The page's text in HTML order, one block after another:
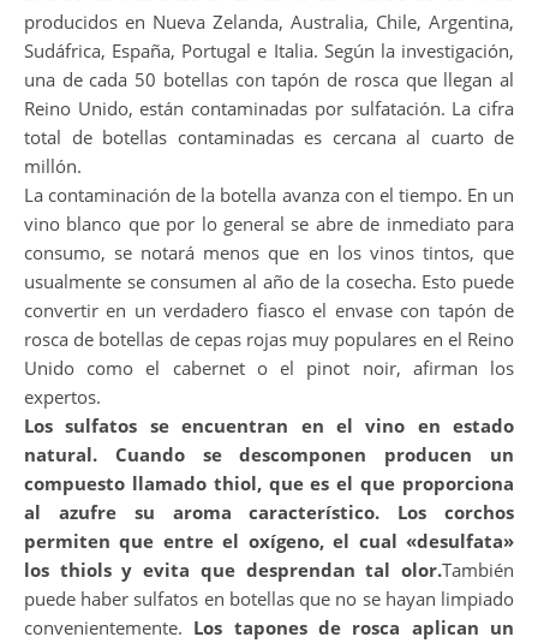
producidos en Nueva Zelanda, Australia, Chile, Argentina,
Sudáfrica, España, Portugal e Italia. Según la investigación,
una de cada 50 botellas con tapón de rosca que llegan al
Reino Unido, están contaminadas por sulfatación. La cifra
total de botellas contaminadas es cercana al cuarto de
millón.
La contaminación de la botella avanza con el tiempo. En un
vino blanco que por lo general se abre de inmediato para
consumo, se notará menos que en los vinos tintos, que
usualmente se consumen al año de la cosecha. Esto puede
convertir en un verdadero fiasco el envase con tapón de
rosca de botellas de cepas rojas muy populares en el Reino
Unido como el cabernet o el pinot noir, afirman los
expertos.
Los sulfatos se encuentran en el vino en estado
natural. Cuando se descomponen producen un
compuesto llamado thiol, que es el que proporciona
al azufre su aroma característico. Los corchos
permiten que entre el oxígeno, el cual «desulfata»
los thiols y evita que desprendan tal olor.También
puede haber sulfatos en botellas que no se hayan limpiado
convenientemente. Los tapones de rosca aplican un